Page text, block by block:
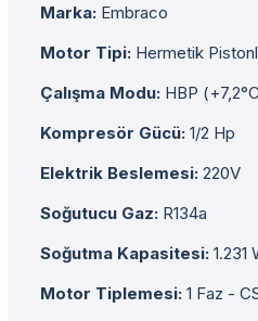
Marka: Embraco
Motor Tipi: Hermetik
Çalışma Modu: HBP
Kompresör Gücü: 1/2 Hp
Elektrik Beslemesi: 220V
Soğutucu Gaz: R134a
Soğutma Kapasitesi: 1.231
Motor Tiplemesi: 1 Faz -